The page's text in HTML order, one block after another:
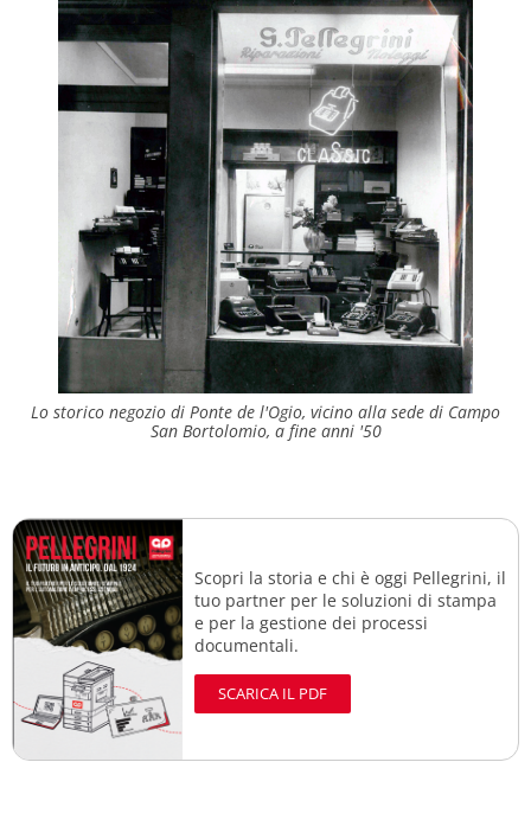
Lo storico negozio di Ponte de l'Ogio, vicino alla sede di Campo
San Bortolomio, a fine anni '50
Scopri la storia e chi è oggi Pellegrini, il
tuo partner per le soluzioni di stampa
e per la gestione dei processi
documentali.
SCARICA IL PDF